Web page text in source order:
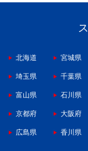
北海道 宮城県
埼玉県 千葉県
富山県 石川県
京都府 大阪府
広島県 香川県